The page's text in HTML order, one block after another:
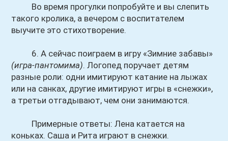
Во время прогулки попробуйте и вы слепить
такого кролика, а вечером с воспитателем
выучите это стихотворение.
6. А сейчас поиграем в игру «Зимние забавы»
(игра-пантомима). Логопед поручает детям
разные роли: одни имитируют катание на лыжах
или на санках, другие имитируют игры в «снежки»,
а третьи отгадывают, чем они занимаются.
Примерные ответы: Лена катается на
коньках. Саша и Рита играют в снежки.